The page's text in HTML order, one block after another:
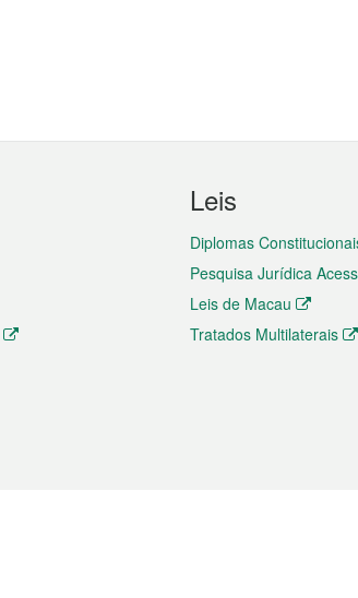
Leis
Diplomas
Pesquisa Jurídica
Leis de Macau
Tratados Multilaterais